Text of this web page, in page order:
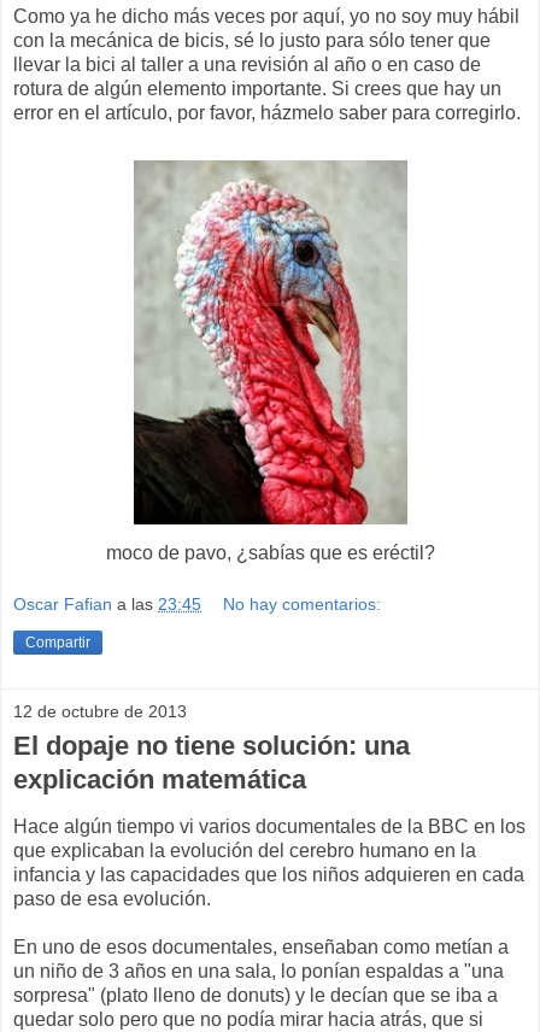
Como ya he dicho más veces por aquí, yo no soy muy hábil
con la mecánica de bicis, sé lo justo para sólo tener que
llevar la bici al taller a una revisión al año o en caso de
rotura de algún elemento importante. Si crees que hay un
error en el artículo, por favor, házmelo saber para corregirlo.
moco de pavo, ¿sabías que es eréctil?
Oscar Fafian a las 23:45 No hay comentarios:
Compartir
12 de octubre de 2013
El dopaje no tiene solución: una
explicación matemática
Hace algún tiempo vi varios documentales de la BBC en los
que explicaban la evolución del cerebro humano en la
infancia y las capacidades que los niños adquieren en cada
paso de esa evolución.
En uno de esos documentales, enseñaban como metían a
un niño de 3 años en una sala, lo ponían espaldas a "una
sorpresa" (plato lleno de donuts) y le decían que se iba a
quedar solo pero que no podía mirar hacia atrás, que si